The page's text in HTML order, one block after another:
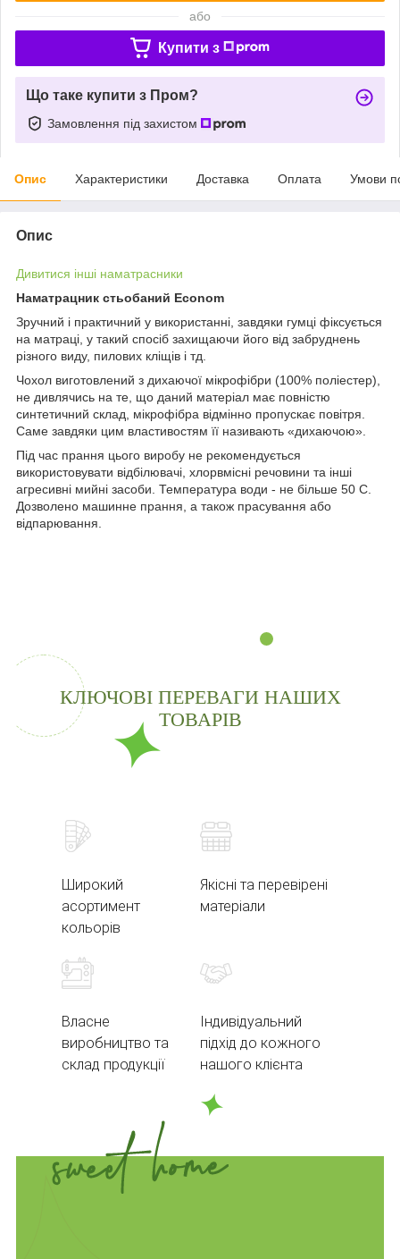
або
Купити з
Що таке купити з Пром?
Замовлення під захистом
Опис Характеристики Доставка Оплата Умови
Опис
Дивитися інші наматрасники
Наматрацник стьобаний Econom
Зручний і практичний у використанні, завдяки гумці фіксується
на матраці, у такий спосіб захищаючи його від забруднень
різного виду, пилових кліщів і тд.
Чохол виготовлений з дихаючої мікрофібри (100% поліестер),
не дивлячись на те, що даний матеріал має повністю
синтетичний склад, мікрофібра відмінно пропускає повітря.
Саме завдяки цим властивостям її називають «дихаючою».
Під час прання цього виробу не рекомендується
використовувати відбілювачі, хлорвмісні речовини та інші
агресивні мийні засоби. Температура води - не більше 50 С.
Дозволено машинне прання, а також прасування або
відпарювання.
КЛЮЧОВІ ПЕРЕВАГИ НАШИХ
ТОВАРІВ
Широкий
асортимент
кольорів
Якісні та перевірені
матеріали
Власне
виробництво та
склад продукції
Індивідуальний
підхід до кожного
нашого клієнта